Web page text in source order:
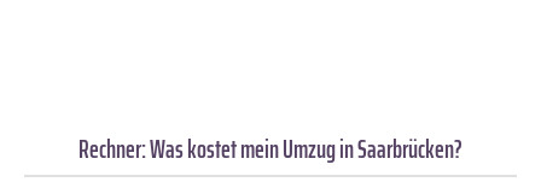
Rechner: Was kostet mein Umzug in Saarbrücken?